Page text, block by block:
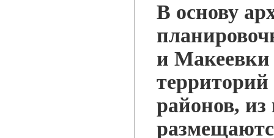
В основу
и Макеевки
районов,